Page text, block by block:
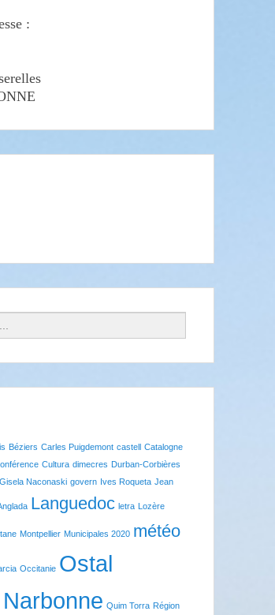
:
Béziers Carles Puigdemont castell Catalogne
Cultura dimecres Durban-Corbières
Gisela Naconaski govern Ives Roqueta Jean
Languedoc letra Lozère
Montpellier Municipales 2020 météo
Occitanie Ostal
Quim Torra Région